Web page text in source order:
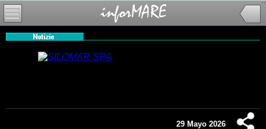
29 Mayo 2026